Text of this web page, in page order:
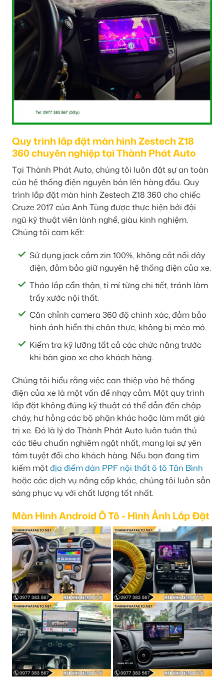
Quy trình lắp đặt màn hình Zestech Z18
360 chuyên nghiệp tại Thành Phát Auto
Tại Thành Phát Auto, chúng tôi luôn đặt sự an toàn
của hệ thống điện nguyên bản lên hàng đầu. Quy
trình lắp đặt màn hình Zestech Z18 360 cho chiếc
Cruze 2017 của Anh Tùng được thực hiện bởi đội
ngũ kỹ thuật viên lành nghề, giàu kinh nghiệm.
Chúng tôi cam kết:
Sử dụng jack cắm zin 100%, không cắt nối dây
điện, đảm bảo giữ nguyên hệ thống điện của xe.
Tháo lắp cẩn thận, tỉ mỉ từng chi tiết, tránh làm
trầy xước nội thất.
Căn chỉnh camera 360 độ chính xác, đảm bảo
hình ảnh hiển thị chân thực, không bị méo mó.
Kiểm tra kỹ lưỡng tất cả các chức năng trước
khi bàn giao xe cho khách hàng.
Chúng tôi hiểu rằng việc can thiệp vào hệ thống
điện của xe là một vấn đề nhạy cảm. Một quy trình
lắp đặt không đúng kỹ thuật có thể dẫn đến chập
cháy, hư hỏng các bộ phận khác hoặc làm mất giá
trị xe. Đó là lý do Thành Phát Auto luôn tuân thủ
các tiêu chuẩn nghiêm ngặt nhất, mang lại sự yên
tâm tuyệt đối cho khách hàng. Nếu bạn đang tìm
kiếm mộtđịa điểm dán PPF nội thất ô tô Tân Bình
hoặc các dịch vụ nâng cấp khác, chúng tôi luôn sẵn
sàng phục vụ với chất lượng tốt nhất.
Màn Hình Android Ô Tô - Hình Ảnh Lắp Đặt